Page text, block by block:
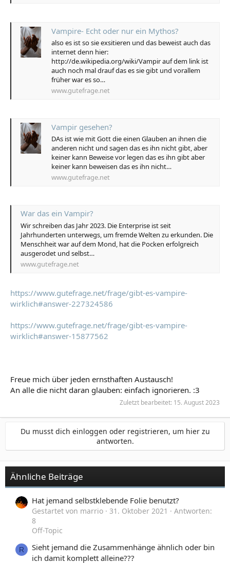
Vampire- Echt oder nur ein Mythos?
also es ist so sie exsitieren und das beweist auch das
internet denn hier:
http://de.wikipedia.org/wiki/Vampir auf dem link ist
auch noch mal drauf das es sie gibt und vorallem
früher war es so…
www.gutefrage.net
Vampir gesehen?
DAs ist wie mit Gott die einen Glauben an ihnen die
anderen nicht und sagen das es ihn nicht gibt, aber
keiner kann Beweise vor legen das es ihn gibt aber
keiner kann beweisen das es ihn nicht…
www.gutefrage.net
War das ein Vampir?
Wir schreiben das Jahr 2023. Die Enterprise ist seit
Jahrhunderten unterwegs, um fremde Welten zu erkunden. Die
Menschheit war auf dem Mond, hat die Pocken erfolgreich
ausgerodet und selbst…
www.gutefrage.net
https://www.gutefrage.net/frage/gibt-es-vampire-
wirklich#answer-227324586
https://www.gutefrage.net/frage/gibt-es-vampire-
wirklich#answer-15877562
Freue mich über jeden ernsthaften Austausch!
An alle die nicht daran glauben: einfach ignorieren. :3
Zuletzt bearbeitet: 15. August 2023
Du musst dich einloggen oder registrieren, um hier zu
antworten.
Ähnliche Beiträge
Hat jemand selbstklebende Folie benutzt?
Gestartet von marrio 31. Oktober 2021
Antworten:
8
Off-Topic
R
Sieht jemand die Zusammenhänge ähnlich oder bin
ich damit komplett alleine???